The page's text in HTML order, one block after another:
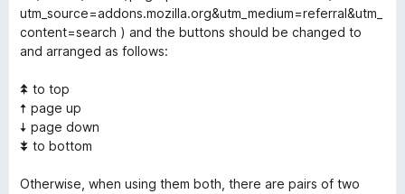
5
の
評
utm_source=addons.mozilla.org&utm_medium=referral&utm_
content=search ) and the buttons should be changed to
and arranged as follows:
⯭ to top
🠅 page up
🠇 page down
⯯ to bottom
Otherwise, when using them both, there are pairs of two